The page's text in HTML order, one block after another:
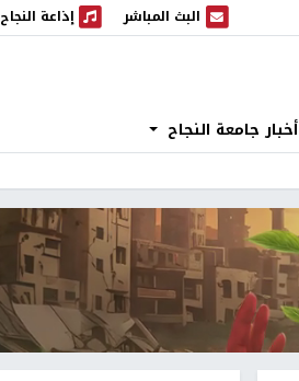
البث المباشر
البث المباشر إذاعة النجاح
إذاعة النجاح
أخبار جامعة النجاح